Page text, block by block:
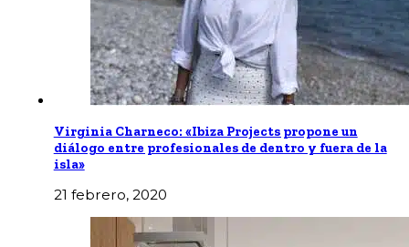
Virginia Charneco: «Ibiza Projects propone un
diálogo entre profesionales de dentro y fuera de la
isla»
21 febrero, 2020